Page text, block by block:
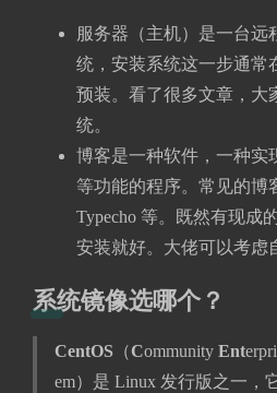
服务器（主机）是一台远
统，安装系统这一步通常
预装。看了很多文章，大
统。
博客是一种软件，一种实
等功能的程序。常见的博
Typecho 等。既然有现成
安装就好。大佬可以考虑
系统镜像选哪个？
CentOS （Community Ent
em）是 Linux 发行版之一，